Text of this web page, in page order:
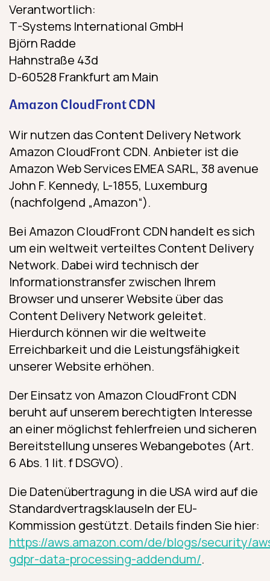
Verantwortlich:
T-Systems International GmbH
Björn Radde
Hahnstraße 43d
D-60528 Frankfurt am Main
Amazon CloudFront CDN
Wir nutzen das Content Delivery Network
Amazon CloudFront CDN. Anbieter ist die
Amazon Web Services EMEA SARL, 38 avenue
John F. Kennedy, L-1855, Luxemburg
(nachfolgend „Amazon“).
Bei Amazon CloudFront CDN handelt es sich
um ein weltweit verteiltes Content Delivery
Network. Dabei wird technisch der
Informationstransfer zwischen Ihrem
Browser und unserer Website über das
Content Delivery Network geleitet.
Hierdurch können wir die weltweite
Erreichbarkeit und die Leistungsfähigkeit
unserer Website erhöhen.
Der Einsatz von Amazon CloudFront CDN
beruht auf unserem berechtigten Interesse
an einer möglichst fehlerfreien und sicheren
Bereitstellung unseres Webangebotes (Art.
6 Abs. 1 lit. f DSGVO).
Die Datenübertragung in die USA wird auf die
Standardvertragsklauseln der EU-
Kommission gestützt. Details finden Sie hier:
https://aws.amazon.com/de/blogs/security/
gdpr-data-processing-addendum/.